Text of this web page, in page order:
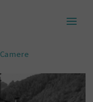
Camere